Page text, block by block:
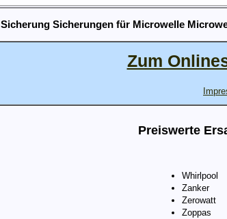
Sicherung Sicherungen für Microwelle
Zum
Preiswerte
Whirlpool
Zanker
Zerowatt
Zoppas